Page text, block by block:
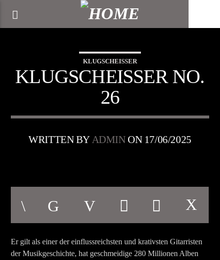
KLUGSCHEISSER
KLUGSCHEISSER NO.
26
WRITTEN BY ADMINON 17/06/2025
Er gilt als einer der einflussreichsten und krativsten Gitarristen
der Musikgeschichte, hat geschmeidige 280 Millionen Alben